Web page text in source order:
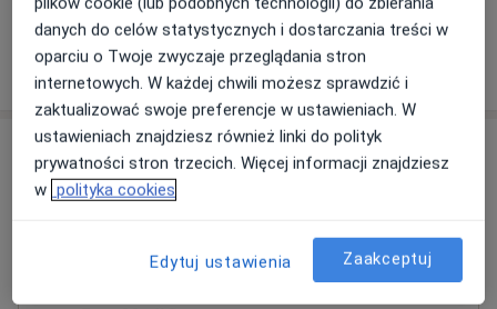
W jaki sposób ustalane są ceny?
Adresy (3)
Adres 1 Online
Penta Hospitals - Szpital Specjalistyczny
danych do celów statystycznych i dostarczania treści w
oparciu o Twoje zwyczaje przeglądania stron
internetowych. W każdej chwili możesz sprawdzić i
zaktualizować swoje preferencje w ustawieniach. W
ustawieniach znajdziesz również linki do polityk
prywatności stron trzecich. Więcej informacji znajdziesz
w polityka cookies
Edytuj ustawienia Zaakceptuj